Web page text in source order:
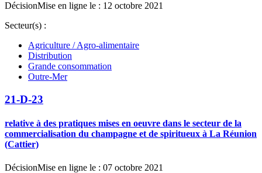
DécisionMise en ligne le : 12 octobre 2021
Secteur(s) :
Agriculture / Agro-alimentaire
Distribution
Grande consommation
Outre-Mer
21-D-23
relative à des pratiques mises en oeuvre dans le secteur de la
commercialisation du champagne et de spiritueux à La Réunion
(Cattier)
DécisionMise en ligne le : 07 octobre 2021